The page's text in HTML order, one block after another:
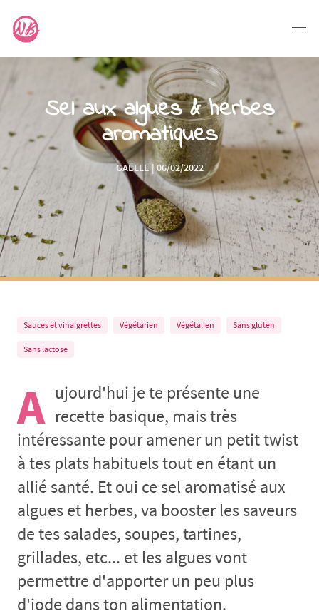
Sel aux algues & herbes
aromatiques
GAËLLE | 06/02/2022
Sauces et vinaigrettes Végétarien Végétalien Sans gluten
Sans lactose
A ujourd'hui je te présente une
recette basique, mais très
intéressante pour amener un petit twist
à tes plats habituels tout en étant un
allié santé. Et oui ce sel aromatisé aux
algues et herbes, va booster les saveurs
de tes salades, soupes, tartines,
grillades, etc... et les algues vont
permettre d'apporter un peu plus
d'iode dans ton alimentation.